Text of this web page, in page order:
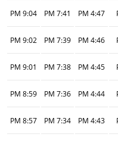
4:47 PM
7:41 PM
9:04 PM
4:46 PM
7:39 PM
9:02 PM
4:45 PM
7:38 PM
9:01 PM
4:44 PM
7:36 PM
8:59 PM
4:43 PM
7:34 PM
8:57 PM